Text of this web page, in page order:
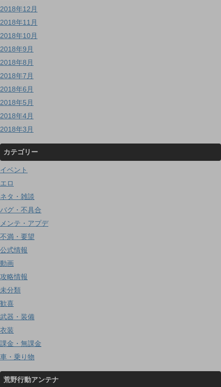
2018年12月
2018年11月
2018年10月
2018年9月
2018年8月
2018年7月
2018年6月
2018年5月
2018年4月
2018年3月
カテゴリー
イベント
エロ
ネタ・雑談
バグ・不具合
メンテ・アプデ
不満・要望
公式情報
動画
攻略情報
未分類
歓喜
武器・装備
衣装
課金・無課金
車・乗り物
荒野行動アンテナ